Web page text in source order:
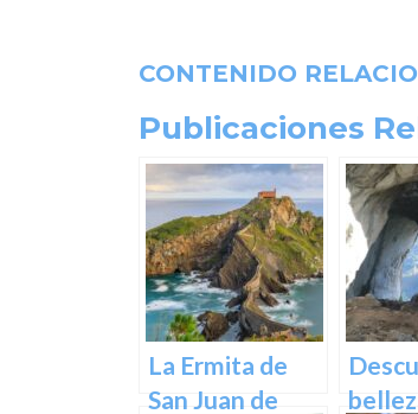
CONTENIDO
Publicaciones
La Ermita de
San Juan de